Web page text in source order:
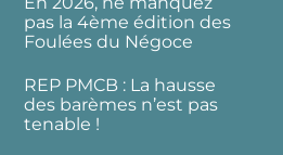
pas la 4ème édition des
Foulées du Négoce
REP PMCB : La hausse
des barèmes n’est pas
tenable !